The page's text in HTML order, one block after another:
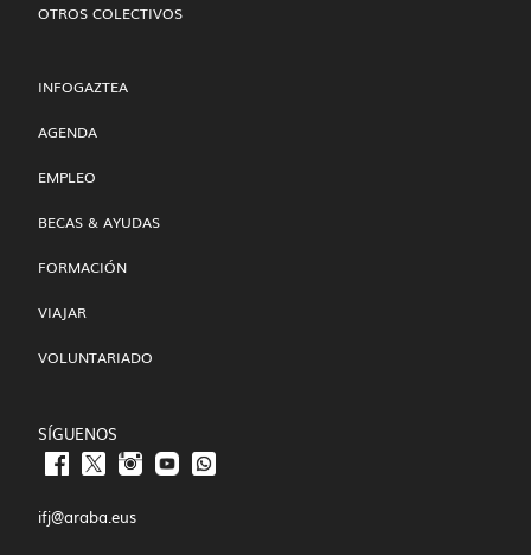
OTROS COLECTIVOS
INFOGAZTEA
AGENDA
EMPLEO
BECAS & AYUDAS
FORMACIÓN
VIAJAR
VOLUNTARIADO
SÍGUENOS
ifj@araba.eus